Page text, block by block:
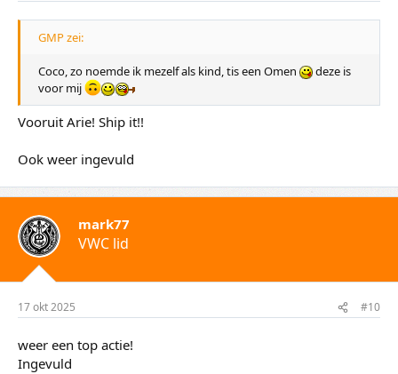
GMP zei:
Coco, zo noemde ik mezelf als kind, tis een Omen
deze is
voor mij
Vooruit Arie! Ship it!!
Ook weer ingevuld
mark77
VWC lid
17 okt 2025 #10
weer een top actie!
Ingevuld